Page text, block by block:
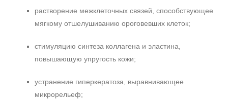
растворение межклеточных связей, способствующее
мягкому отшелушиванию ороговевших клеток;
стимуляцию синтеза коллагена и эластина,
повышающую упругость кожи;
устранение гиперкератоза, выравнивающее
микрорельеф;